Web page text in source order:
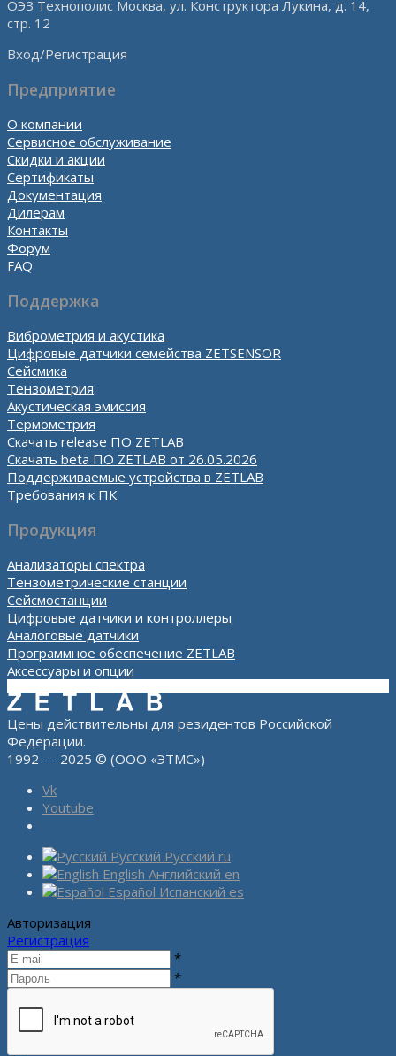
ОЭЗ Технополис Москва, ул. Конструктора Лукина, д. 14,
стр. 12
Вход/Регистрация
Предприятие
О компании
Сервисное обслуживание
Скидки и акции
Сертификаты
Документация
Дилерам
Контакты
Форум
FAQ
Поддержка
Виброметрия и акустика
Цифровые датчики семейства ZETSENSOR
Сейсмика
Тензометрия
Акустическая эмиссия
Термометрия
Скачать release ПО ZETLAB
Скачать beta ПО ZETLAB от 26.05.2026
Поддерживаемые устройства в ZETLAB
Требования к ПК
Продукция
Анализаторы спектра
Тензометрические станции
Сейсмостанции
Цифровые датчики и контроллеры
Аналоговые датчики
Программное обеспечение ZETLAB
Аксессуары и опции
Цены действительны для резидентов Российской
Федерации.
1992 — 2025 © (ООО «ЭТМС»)
Vk
Youtube
Русский Русский ru
English Английский en
Español Испанский es
Авторизация
Регистрация
*
*